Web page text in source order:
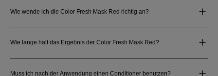
Wie wende ich die Color Fresh Mask Red richtig an?
Wie lange hält das Ergebnis der Color Fresh Mask Red?
Muss ich nach der Anwendung einen Conditioner benutzen?